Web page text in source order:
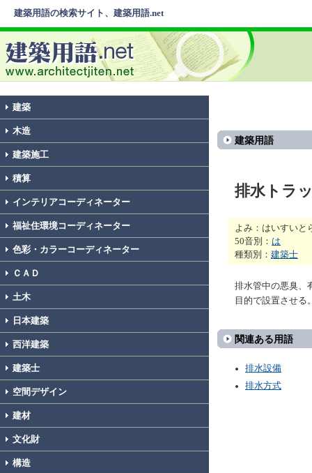
建築用語の検索サイト、建築用語.net
建築
木造
建築施工
積算
インテリアコーディネーター
福祉住環境コーディネーター
色彩・カラーコーディネーター
ＣＡＤ
土木
日本建築
西洋建築
建築士
空間デザイン
建材
文化財
構造
建築用語
排水トラ
よみ：はいすいと
50音別： は
種類別： 建築士
排水管中の悪臭、
目的で設置させる
関連ある用語
排水設備
排水方式